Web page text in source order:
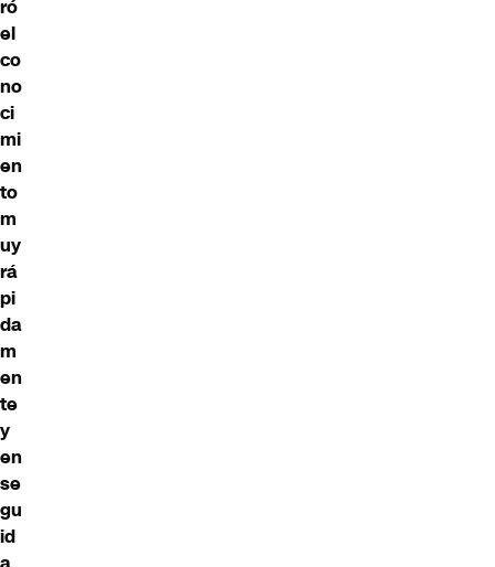
ró
el
co
no
ci
mi
en
to
m
uy
rá
pi
da
m
en
te
y
en
se
gu
id